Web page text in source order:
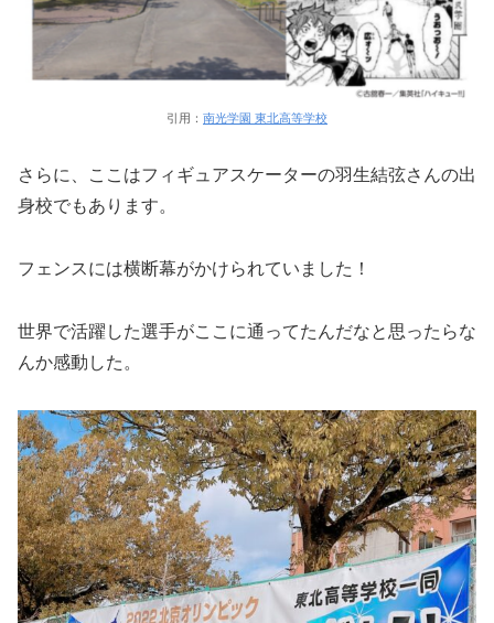
引用： 南光学園 東北高等学校
さらに、ここはフィギュアスケーターの羽生結弦さんの出
身校でもあります。
フェンスには横断幕がかけられていました！
世界で活躍した選手がここに通ってたんだなと思ったらな
んか感動した。